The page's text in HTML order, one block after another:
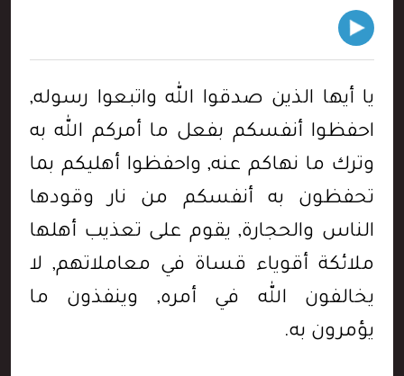
يا أيها الذين صدقوا الله واتبعوا رسوله,
احفظوا أنفسكم بفعل ما أمركم الله به
وترك ما نهاكم عنه, واحفظوا أهليكم بما
تحفظون به أنفسكم من نار وقودها
الناس والحجارة, يقوم على تعذيب أهلها
ملائكة أقوياء قساة في معاملاتهم, لا
يخالفون الله في أمره, وينفذون ما
يؤمرون به.